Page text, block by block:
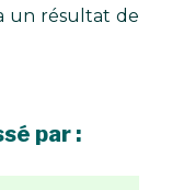
un résultat de
par :